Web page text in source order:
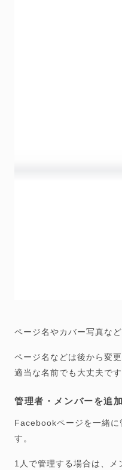
ページ名やカバー写真な
ページ名などは後から変
適当な名前でも大丈夫です
管理者・メンバーを追加
Facebookページを一緒に
す。
1人で管理する場合は、メ